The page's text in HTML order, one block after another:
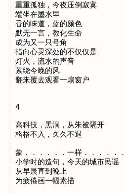
重重孤独，今夜压倒寂寞
端坐在墨水里
香的味道，蓝的颜色
默无一言，教化生命
成为又一只号角
指向心灵深处的不仅仅是
灯火，流水的声音
萦绕今晚的风
翻来覆去观看一扇窗户
4
高科技，黑洞，从朱被隔开
格格不入，久久不退
象．．．．．．一样．．．．．．
小学时的造句，今天的城市民谣
从早晨直到晚上
为疲倦画一幅素描